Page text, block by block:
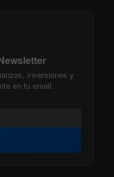
inversiones y
en tu email.